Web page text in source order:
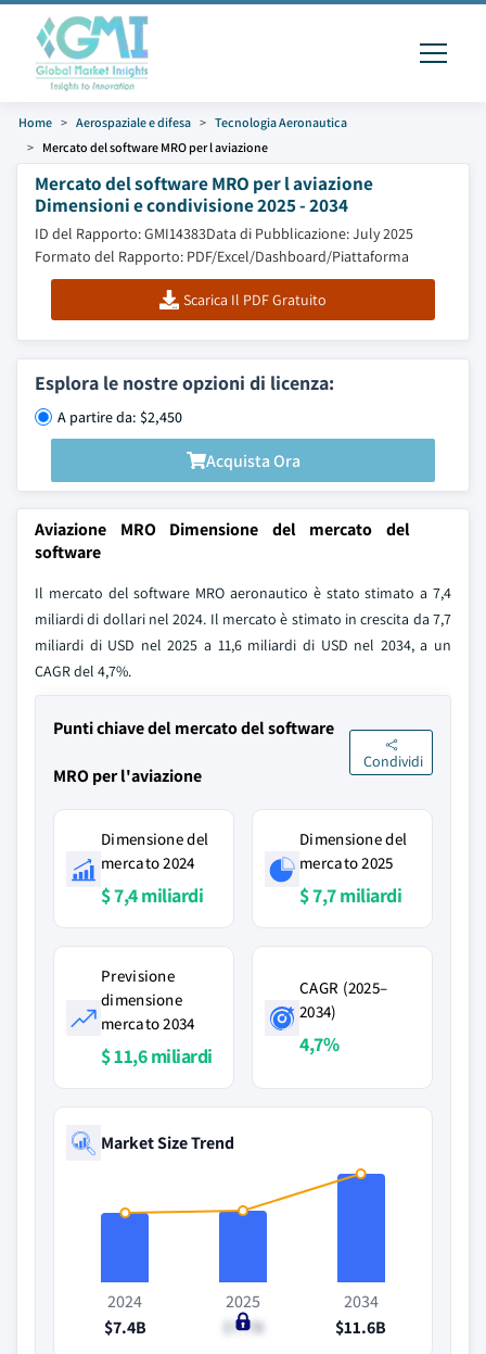
Home Aerospaziale e difesa
Tecnologia Aeronautica
Mercato del software MRO per l aviazione
Mercato del software MRO per l aviazione
Dimensioni e condivisione 2025 - 2034
ID del Rapporto: GMI14383Data di Pubblicazione: July 2025
Formato del Rapporto: PDF/Excel/Dashboard/Piattaforma
Scarica Il PDF Gratuito
Esplora le nostre opzioni di licenza:
A partire da: $2,450
Acquista Ora
Aviazione MRO Dimensione del mercato del
software
Il mercato del software MRO aeronautico è stato stimato a 7,4
miliardi di dollari nel 2024. Il mercato è stimato in crescita da 7,7
miliardi di USD nel 2025 a 11,6 miliardi di USD nel 2034, a un
CAGR del 4,7%.
Punti chiave del mercato del software
MRO per l'aviazione
Condividi
Dimensione del
mercato 2024
$ 7,4 miliardi
Dimensione del
mercato 2025
$ 7,7 miliardi
Previsione
dimensione
mercato 2034
$ 11,6 miliardi
CAGR (2025–
2034)
4,7%
Market Size Trend
2024
$7.4B
2025
$7.7B
2034
$11.6B